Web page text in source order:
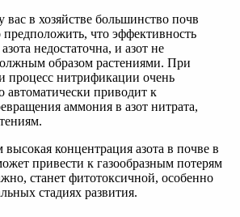
вас в хозяйстве большинство почв
что эффективность
недостаточна, и азот не
образом растениями. При
процесс нитрификации очень
автоматически приводит к
аммония в азот нитрата,
концентрация азота в почве в
привести к газообразным потерям
станет фитотоксичной, особенно
стадиях развития.